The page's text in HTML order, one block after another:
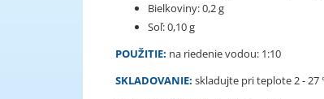
Bielkoviny: 0,2 g
Soľ: 0,10 g
POUŽITIE: na riedenie vodou: 1:10
SKLADOVANIE: skladujte pri teplote 2 - 27